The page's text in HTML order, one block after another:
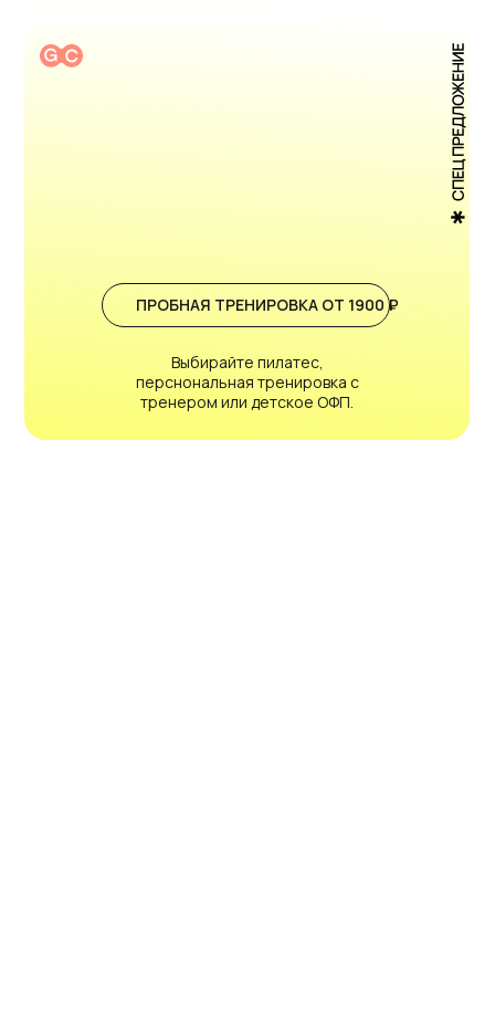
ПРОБНАЯ ТРЕНИРОВКА ОТ 1900 ₽
Выбирайте пилатес,
перснональная тренировка с
тренером или детское ОФП.